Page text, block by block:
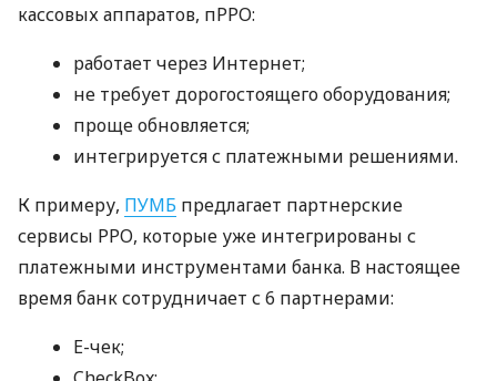
кассовых аппаратов, пРРО:
работает через Интернет;
не требует дорогостоящего оборудования;
проще обновляется;
интегрируется с платежными решениями.
К примеру, ПУМБ предлагает партнерские
сервисы РРО, которые уже интегрированы с
платежными инструментами банка. В настоящее
время банк сотрудничает с 6 партнерами:
E-чек;